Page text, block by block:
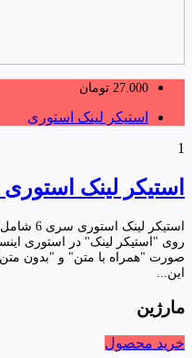
27.000 تومان
استیکر لینک استوری
1
استیکر لینک
روی "استیکر لینک" در استوری
صورت "همراه با متن" و "بدون
این...
مارژین
خرید محصول